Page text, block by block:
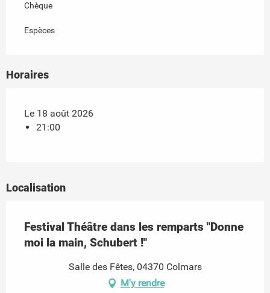
Chèque
Espèces
Horaires
Le 18 août 2026
21:00
Localisation
Festival Théâtre dans les remparts "Donne
moi la main, Schubert !"
Salle des Fêtes, 04370 Colmars
M'y rendre